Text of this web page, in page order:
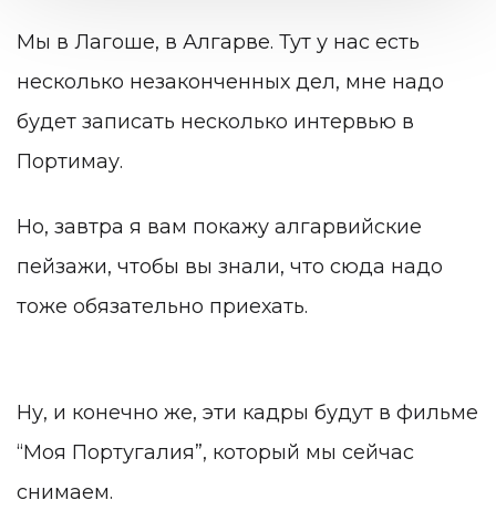
Мы в Лагоше, в Алгарве. Тут у нас есть
несколько незаконченных дел, мне надо
будет записать несколько интервью в
Портимау.
Но, завтра я вам покажу алгарвийские
пейзажи, чтобы вы знали, что сюда надо
тоже обязательно приехать.
Ну, и конечно же, эти кадры будут в фильме
“Моя Португалия”, который мы сейчас
снимаем.